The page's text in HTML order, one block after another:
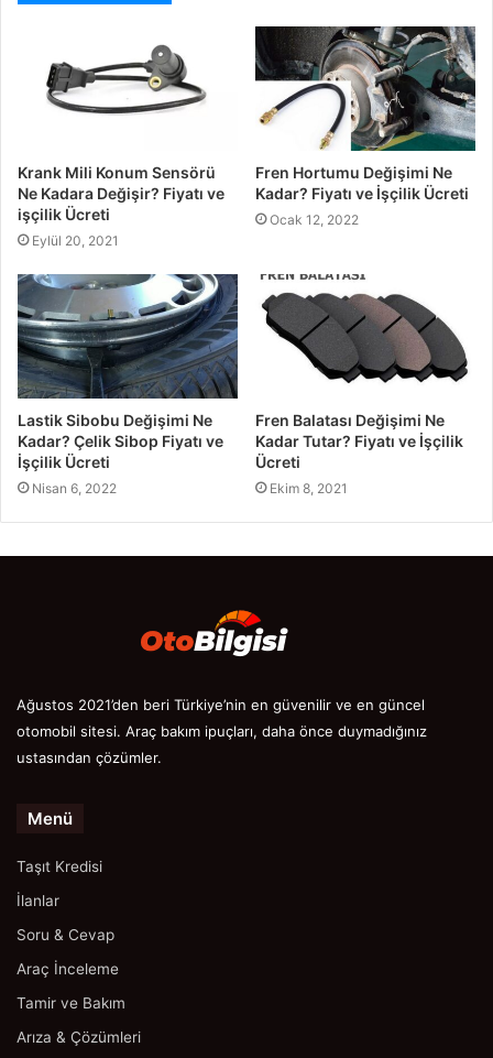
Krank Mili Konum Sensörü
Ne Kadara Değişir? Fiyatı ve
işçilik Ücreti
Eylül 20, 2021
Fren Hortumu Değişimi Ne
Kadar? Fiyatı ve İşçilik Ücreti
Ocak 12, 2022
Lastik Sibobu Değişimi Ne
Kadar? Çelik Sibop Fiyatı ve
İşçilik Ücreti
Nisan 6, 2022
Fren Balatası Değişimi Ne
Kadar Tutar? Fiyatı ve İşçilik
Ücreti
Ekim 8, 2021
Ağustos 2021’den beri Türkiye’nin en güvenilir ve en güncel
otomobil sitesi. Araç bakım ipuçları, daha önce duymadığınız
ustasından çözümler.
Menü
Taşıt Kredisi
İlanlar
Soru & Cevap
Araç İnceleme
Tamir ve Bakım
Arıza & Çözümleri